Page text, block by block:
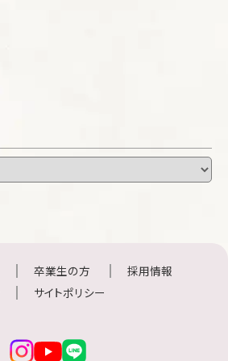
卒業生の方
採用情報
サイトポリシー